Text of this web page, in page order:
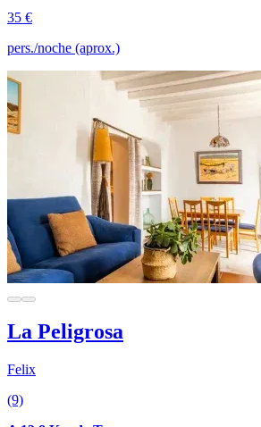
35 €
pers./noche (aprox.)
La Peligrosa
Felix
(9)